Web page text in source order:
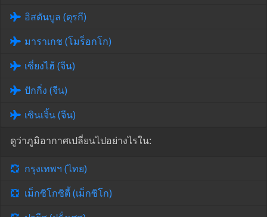
อิสตันบูล (ตุรกี)
มาราเกช (โมร็อกโก)
เซี่ยงไฮ้ (จีน)
ปักกิ่ง (จีน)
เซินเจิ้น (จีน)
ดูว่าภูมิอากาศเปลี่ยนไปอย่างไรใน:
กรุงเทพฯ (ไทย)
เม็กซิโกซิตี้ (เม็กซิโก)